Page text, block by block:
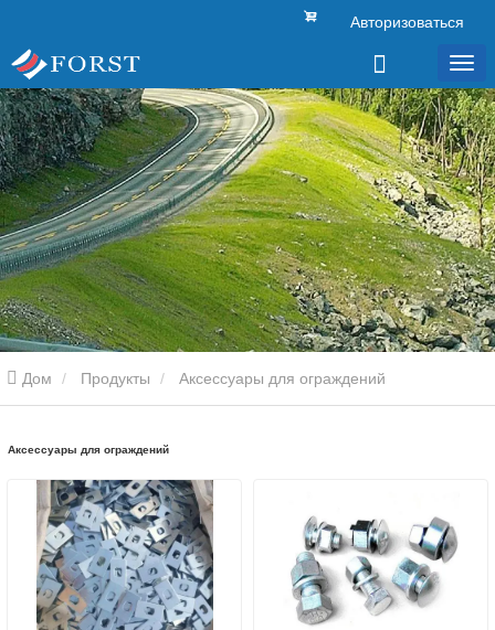
Авторизоваться
Дом Продукты Аксессуары для ограждений
Аксессуары для ограждений